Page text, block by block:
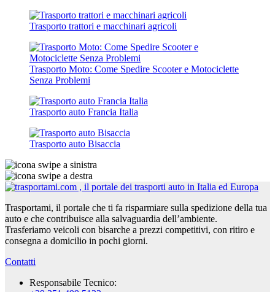
Trasporto trattori e macchinari agricoli
Trasporto Moto: Come Spedire Scooter e Motociclette
Senza Problemi
Trasporto auto Francia Italia
Trasporto auto Bisaccia
Trasportami, il portale che ti fa risparmiare sulla spedizione della tua
auto e che contribuisce alla salvaguardia dell’ambiente.
Trasferiamo veicoli con bisarche a prezzi competitivi, con ritiro e
consegna a domicilio in pochi giorni.
Contatti
Responsabile Tecnico: